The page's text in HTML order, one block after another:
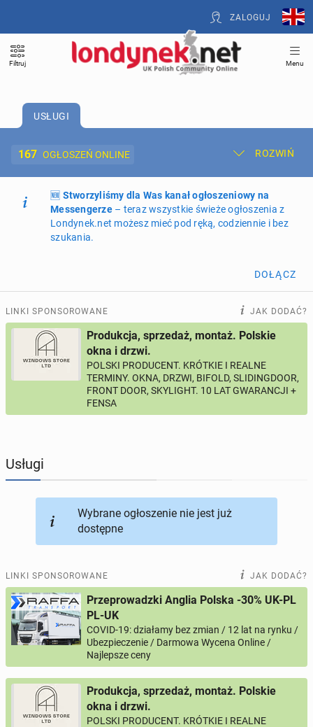
ZALOGUJ
Filtruj Menu
USŁUGI
167 OGŁOSZEŃ ONLINE ROZWIŃ
Dodaj ogłoszenie Moje ogłoszenia
Oferta i cennik ogłoszeń
ogłoszeń online
PROFILE KANDYDATÓW 304profile online
USŁUGI 167ogłoszeń online
MOTORYZACJA 12ogłoszeń online
🆕 Stworzyliśmy dla Was kanał ogłoszeniowy na
Messengerze– teraz wszystkie świeże ogłoszenia z
Londynek.net możesz mieć pod ręką, codziennie i bez
szukania.
DOŁĄCZ
LINKI SPONSOROWANE JAK DODAĆ?
Produkcja, sprzedaż, montaż. Polskie
okna i drzwi.
POLSKI PRODUCENT. KRÓTKIE I REALNE
TERMINY. OKNA, DRZWI, BIFOLD, SLIDINGDOOR,
FRONT DOOR, SKYLIGHT. 10 LAT GWARANCJI +
FENSA
Usługi
Wybrane ogłoszenie nie jest już
dostępne
LINKI SPONSOROWANE JAK DODAĆ?
Przeprowadzki Anglia Polska -30% UK-PL
PL-UK
COVID-19: działamy bez zmian / 12 lat na rynku /
Ubezpieczenie / Darmowa Wycena Online /
Najlepsze ceny
Produkcja, sprzedaż, montaż. Polskie
okna i drzwi.
POLSKI PRODUCENT. KRÓTKIE I REALNE